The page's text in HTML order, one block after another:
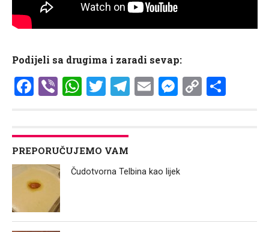
Podijeli sa drugima i zaradi sevap:
Facebook
ViberWhatsApp
Twitter
Telegram
EmailCopy
PREPORUČUJEMO VAM
Čudotvorna Telbina kao lijek